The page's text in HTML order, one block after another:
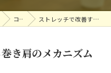
コラム ストレッチで改善する巻き肩のメカニズム
き肩のメカニズム